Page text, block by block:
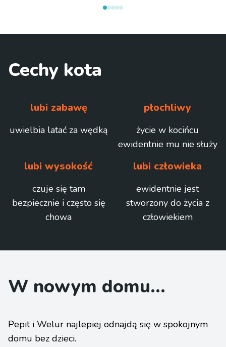
Cechy kota
lubi zabawę
uwielbia latać za wędką
płochliwy
życie w kocińcu
ewidentnie mu nie służy
lubi wysokość
czuje się tam
bezpiecznie i często się
chowa
lubi człowieka
ewidentnie jest
stworzony do życia z
człowiekiem
W nowym domu...
Pepit i Welur najlepiej odnajdą się w spokojnym
domu bez dzieci.